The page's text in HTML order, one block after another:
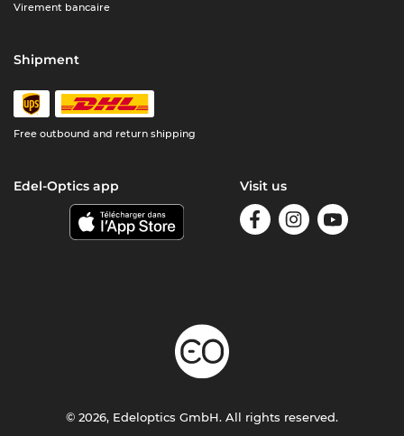
Virement bancaire
Shipment
Free outbound and return shipping
Edel-Optics app Visit us
© 2026, Edeloptics GmbH. All rights reserved.